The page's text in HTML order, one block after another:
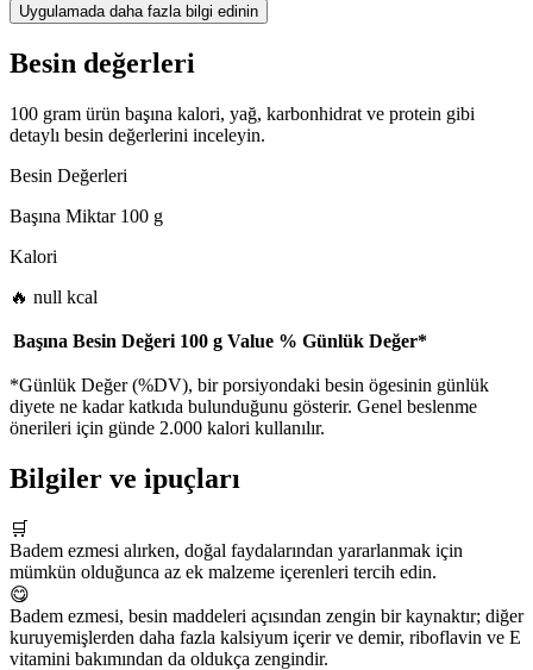
Uygulamada daha fazla bilgi edinin
Besin değerleri
100 gram ürün başına kalori, yağ, karbonhidrat ve protein gibi
detaylı besin değerlerini inceleyin.
Besin Değerleri
Başına Miktar100 g
Kalori
🔥 null kcal
Başına Besin Değeri 100 g Value % Günlük Değer*
*Günlük Değer (%DV), bir porsiyondaki besin ögesinin günlük
diyete ne kadar katkıda bulunduğunu gösterir. Genel beslenme
önerileri için günde 2.000 kalori kullanılır.
Bilgiler ve ipuçları
🛒
Badem ezmesi alırken, doğal faydalarından yararlanmak için
mümkün olduğunca az ek malzeme içerenleri tercih edin.
😋
Badem ezmesi, besin maddeleri açısından zengin bir kaynaktır; diğer
kuruyemişlerden daha fazla kalsiyum içerir ve demir, riboflavin ve E
vitamini bakımından da oldukça zengindir.